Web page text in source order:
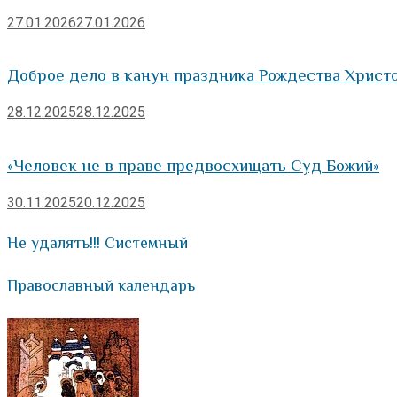
27.01.202627.01.2026
Доброе дело в канун праздника Рождества
28.12.202528.12.2025
«Человек не в праве предвосхищать Суд Божий»
30.11.202520.12.2025
Не удалять!!! Системный
Православный календарь